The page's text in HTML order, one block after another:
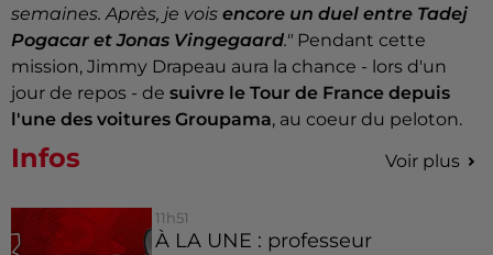
semaines. Après, je vois encore un duel entre Tadej
Pogacar et Jonas Vingegaard." Pendant cette
mission, Jimmy Drapeau aura la chance - lors d'un
jour de repos - de suivre le Tour de France depuis
l'une des voitures Groupama, au coeur du peloton.
Infos Voir plus
11h51
À LA UNE : professeur